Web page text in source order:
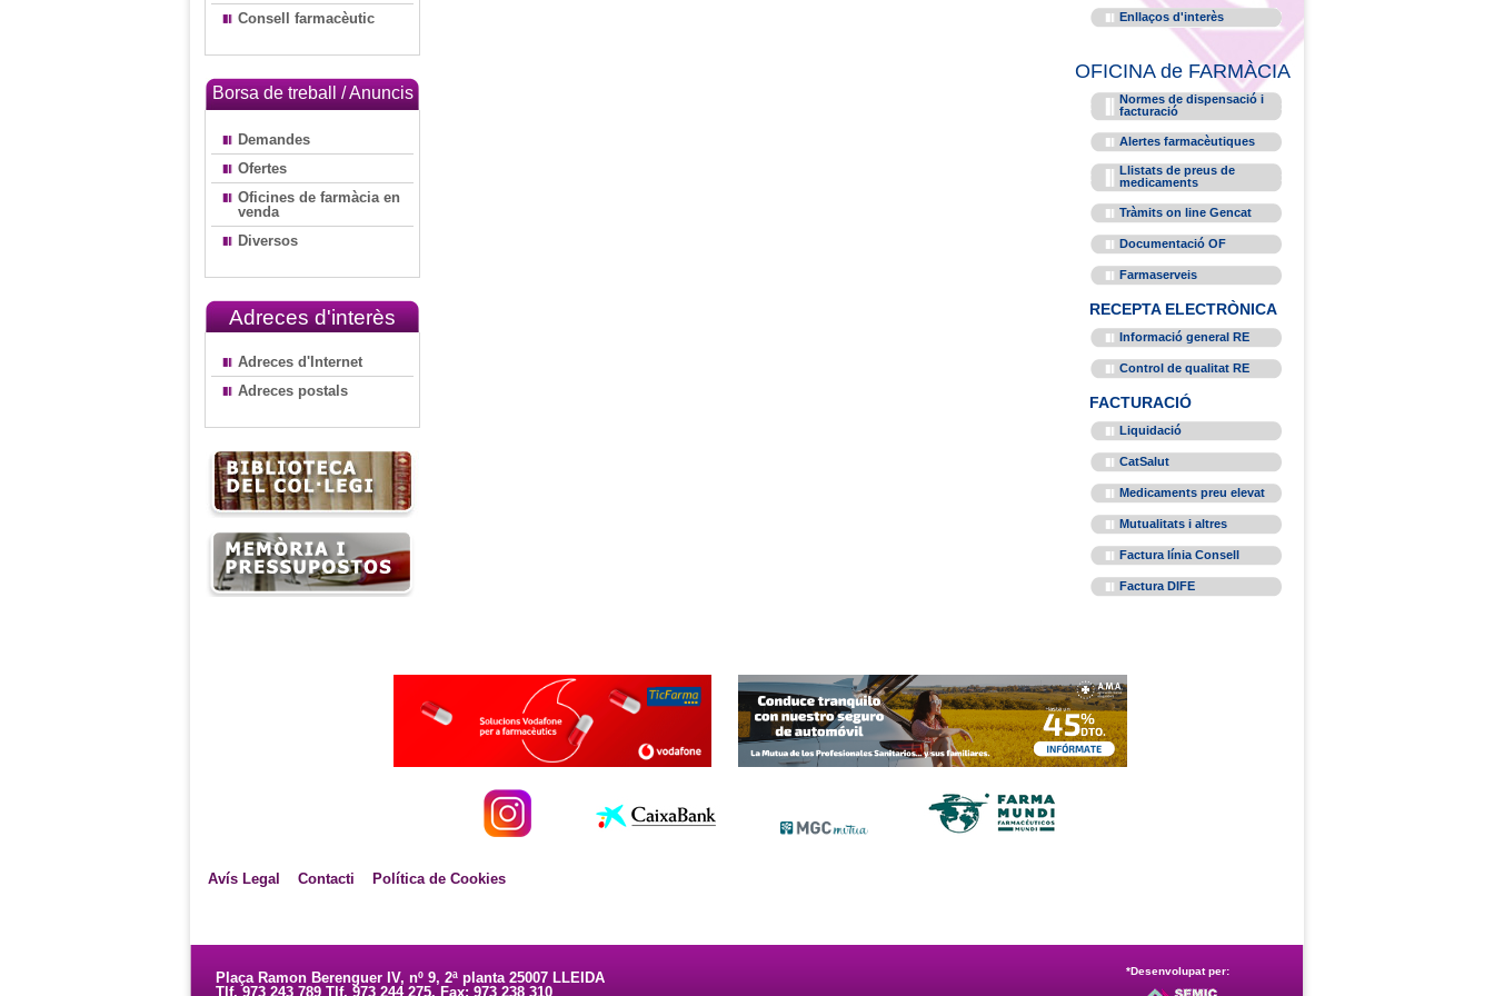
Consell farmacèutic
Borsa de treball / Anuncis
Demandes
Ofertes
Oficines de farmàcia en
venda
Diversos
Adreces d'interès
Adreces d'Internet
Adreces postals
Enllaços d'interès
OFICINA de FARMÀCIA
Normes de dispensació i
facturació
Alertes farmacèutiques
Llistats de preus de
medicaments
Tràmits on line Gencat
Documentació OF
Farmaserveis
RECEPTA ELECTRÒNICA
Informació general RE
Control de qualitat RE
FACTURACIÓ
Liquidació
CatSalut
Medicaments preu elevat
Mutualitats i altres
Factura línia Consell
Factura DIFE
Avís Legal Contacti Política de Cookies
Plaça Ramon Berenguer IV, nº 9, 2ª planta 25007 LLEIDA
Tlf. 973 243 789 Tlf. 973 244 275. Fax: 973 238 310
*Desenvolupat per: